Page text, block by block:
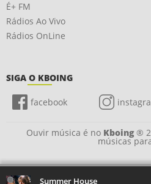
É+ FM
Rádios Ao Vivo
Rádios OnLine
SIGA O KBOING
facebook
Ouvir música é no Kboing®
músicas
Summer House